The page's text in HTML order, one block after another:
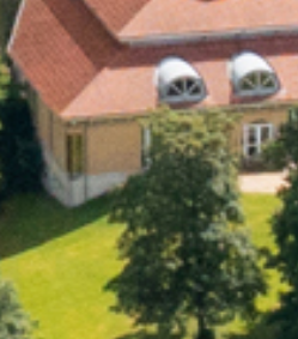
Klatring
Løb
OCR
Padel
Pardans
Rytmisk gymnastik